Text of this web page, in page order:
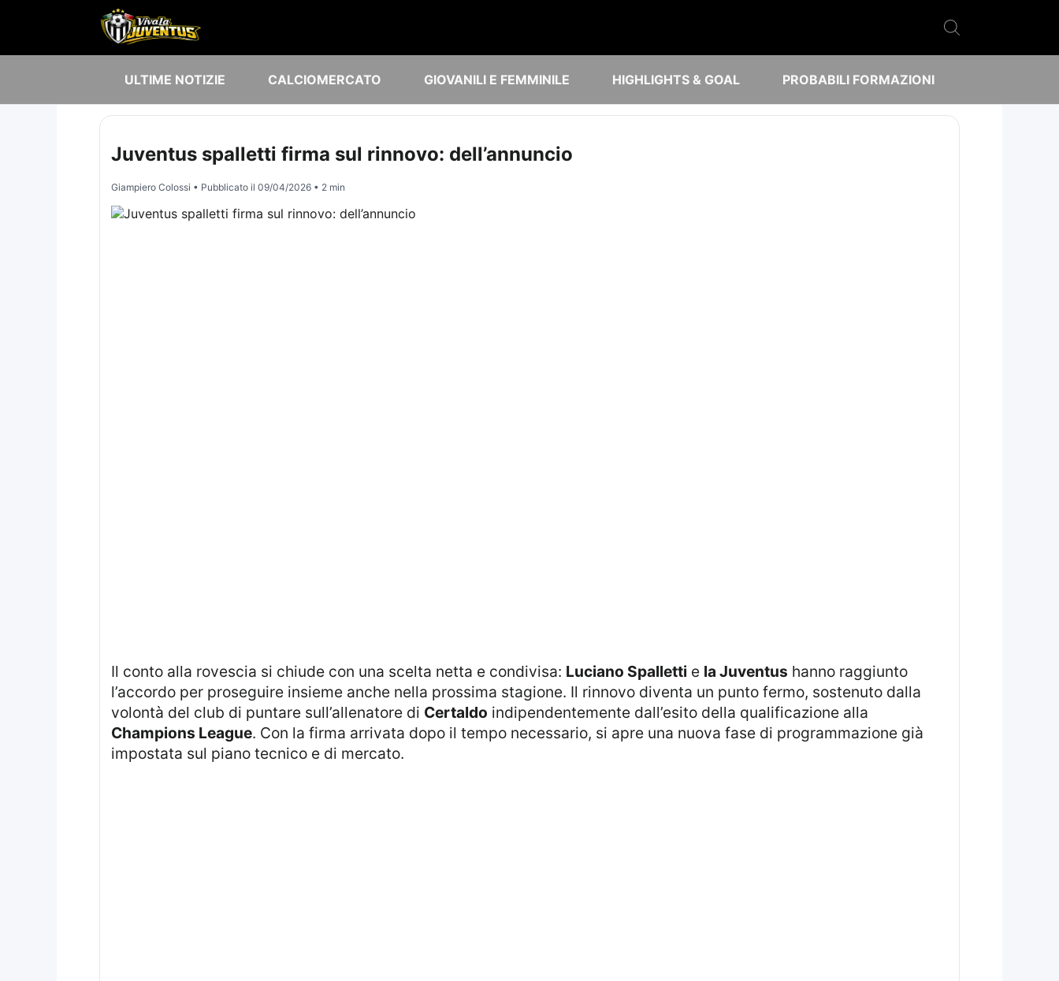
ULTIME NOTIZIE CALCIOMERCATO GIOVANILI E FEMMINILE HIGHLIGHTS & GOAL PROBABILI FORMAZIONI
Juventus spalletti firma sul rinnovo: dell’annuncio
Giampiero Colossi • Pubblicato il 09/04/2026• 2 min
Il conto alla rovescia si chiude con una scelta netta e condivisa: Luciano Spalletti e la Juventus hanno raggiunto
l’accordo per proseguire insieme anche nella prossima stagione. Il rinnovo diventa un punto fermo, sostenuto dalla
volontà del club di puntare sull’allenatore di Certaldo indipendentemente dall’esito della qualificazione alla
Champions League. Con la firma arrivata dopo il tempo necessario, si apre una nuova fase di programmazione già
impostata sul piano tecnico e di mercato.